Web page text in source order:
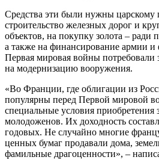
Средства эти были нужны царскому
строительство железных дорог и
объектов, на покупку золота – ради
а также на финансирование армии и
Первая мировая войны потребовали
на модернизацию вооружения.
«Во Франции, где облигации из
популярны перед Первой мировой
специальные условия приобретения
молодоженов. Их доходность
годовых. Не случайно многие
ценных бумаг продавали дома,
фамильные драгоценности», –